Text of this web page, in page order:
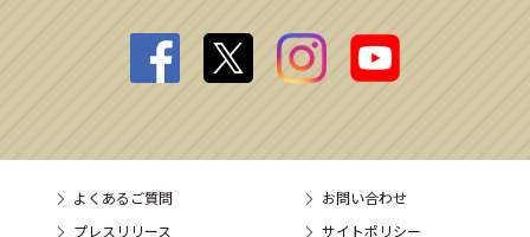
よくあるご質問
お問い合わせ
プレスリリース
サイトポリシー